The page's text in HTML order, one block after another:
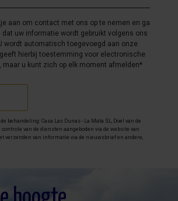
aan om contact met ons op te nemen en ga
dat uw informatie wordt gebruikt volgens ons
U wordt automatisch toegevoegd aan onze
hierbij toestemming voor electronische
maar u kunt zich op elk moment afmelden*
behandeling: Casa Las Dunas - La Mata SL, Doel van de
van de diensten aangeboden via de website van
verzenden van informatie via de nieuwsbrief en andere,
over gegevensbescherming kan